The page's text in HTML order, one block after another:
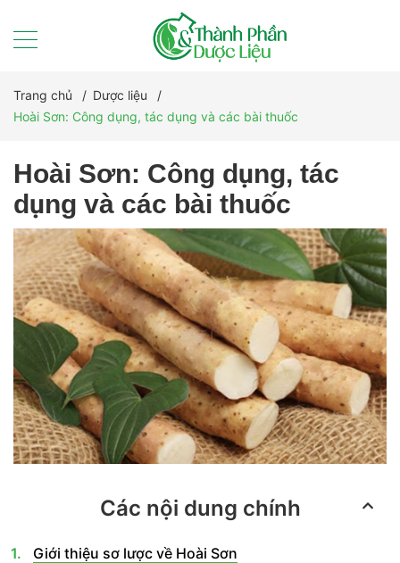
Trang chủ / Dược liệu
/
Hoài Sơn: Công dụng, tác dụng và các bài thuốc
Hoài Sơn: Công dụng, tác
dụng và các bài thuốc
Các nội dung chính
Giới thiệu sơ lược về Hoài Sơn